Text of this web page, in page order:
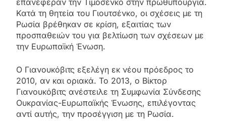
Κατά τη θητεία του Γιουτσένκο, οι σχέσεις με τη
Ρωσία βρέθηκαν σε κρίση, εξαιτίας των
προσπαθειών του για βελτίωση των σχέσεων με
την Ευρωπαϊκή Ένωση.
Ο Γιανουκόβιτς εξελέγη εκ νέου πρόεδρος το
2010, αν και οριακά. Το 2013, ο Βίκτορ
Γιανουκόβιτς ανέστειλε τη Συμφωνία Σύνδεσης
Ουκρανίας-Ευρωπαϊκής Ένωσης, επιλέγοντας
αντί αυτής, την προσέγγιση με τη Ρωσία.